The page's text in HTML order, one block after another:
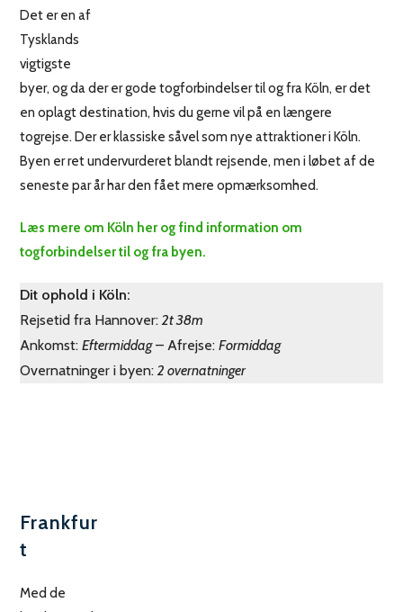
Det er en af
Tysklands
vigtigste
byer, og da der er gode togforbindelser til og fra Köln, er det
en oplagt destination, hvis du gerne vil på en længere
togrejse. Der er klassiske såvel som nye attraktioner i Köln.
Byen er ret undervurderet blandt rejsende, men i løbet af de
seneste par år har den fået mere opmærksomhed.
Læs mere om Köln her og find information om
togforbindelser til og fra byen.
Dit ophold i Köln:
Rejsetid fra Hannover:2t 38m
Ankomst:Eftermiddag– Afrejse:Formiddag
Overnatninger i byen:2 overnatninger
Frankfur
t
Med de